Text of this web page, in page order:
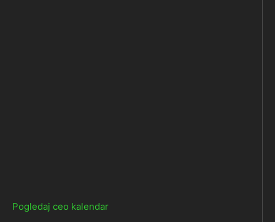
Pogledaj ceo kalendar